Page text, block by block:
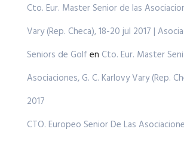
Cto. Eur. Master Senior de las
Vary (Rep. Checa), 18-20 jul 2017 |
Seniors de Golf en Cto. Eur. Master
Asociaciones, G. C. Karlovy Vary (Rep.
2017
CTO. Europeo Senior De Las